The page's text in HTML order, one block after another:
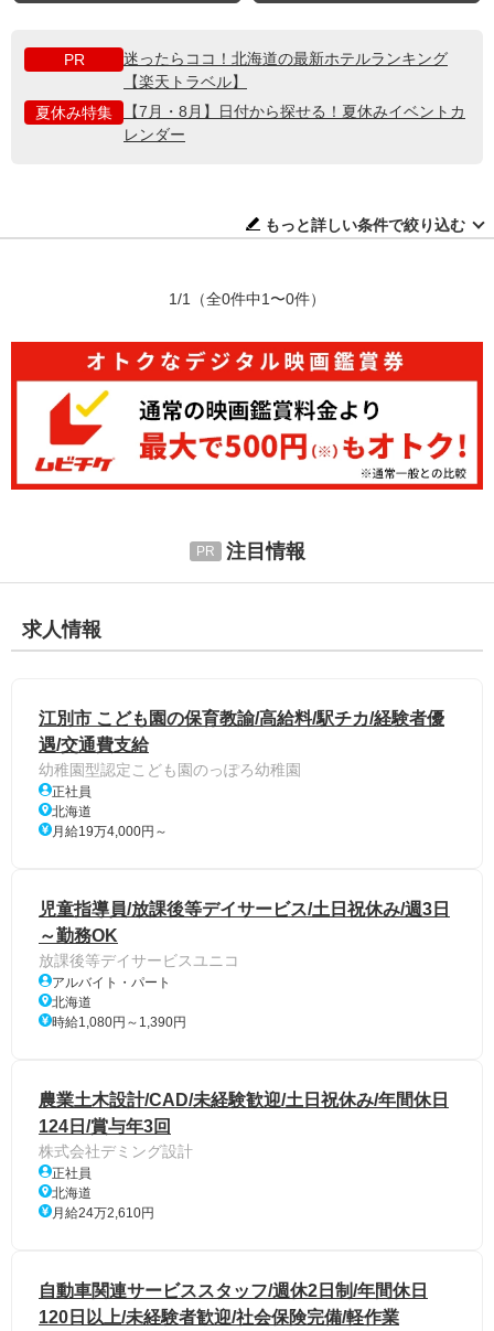
PR
迷ったらココ！北海道の最新ホテルランキング
【楽天トラベル】
夏休み特集
【7月・8月】日付から探せる！夏休みイベントカ
レンダー
もっと詳しい条件で絞り込む
1/1 （全0件中1〜0件）
注目情報
求人情報
江別市 こども園の保育教諭/高給料/駅チカ/経験者優
遇/交通費支給
幼稚園型認定こども園のっぽろ幼稚園
正社員
北海道
月給19万4,000円～
児童指導員/放課後等デイサービス/土日祝休み/週3日
～勤務OK
放課後等デイサービスユニコ
アルバイト・パート
北海道
時給1,080円～1,390円
農業土木設計/CAD/未経験歓迎/土日祝休み/年間休日
124日/賞与年3回
株式会社デミング設計
正社員
北海道
月給24万2,610円
自動車関連サービススタッフ/週休2日制/年間休日
120日以上/未経験者歓迎/社会保険完備/軽作業